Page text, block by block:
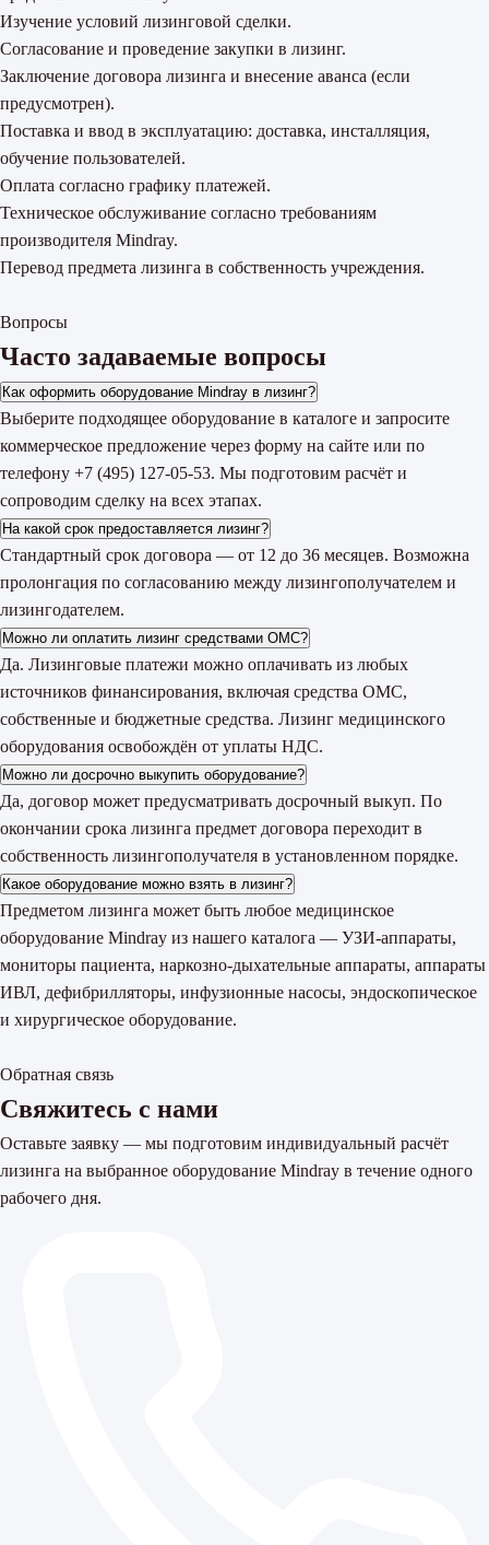
Изучение условий лизинговой сделки.
Согласование и проведение закупки в лизинг.
Заключение договора лизинга и внесение аванса (если
предусмотрен).
Поставка и ввод в эксплуатацию: доставка, инсталляция,
обучение пользователей.
Оплата согласно графику платежей.
Техническое обслуживание согласно требованиям
производителя Mindray.
Перевод предмета лизинга в собственность учреждения.
Вопросы
Часто задаваемые вопросы
Как оформить оборудование Mindray в лизинг?
Выберите подходящее оборудование в каталоге и запросите
коммерческое предложение через форму на сайте или по
телефону +7 (495) 127-05-53. Мы подготовим расчёт и
сопроводим сделку на всех этапах.
На какой срок предоставляется лизинг?
Стандартный срок договора — от 12 до 36 месяцев. Возможна
пролонгация по согласованию между лизингополучателем и
лизингодателем.
Можно ли оплатить лизинг средствами ОМС?
Да. Лизинговые платежи можно оплачивать из любых
источников финансирования, включая средства ОМС,
собственные и бюджетные средства. Лизинг медицинского
оборудования освобождён от уплаты НДС.
Можно ли досрочно выкупить оборудование?
Да, договор может предусматривать досрочный выкуп. По
окончании срока лизинга предмет договора переходит в
собственность лизингополучателя в установленном порядке.
Какое оборудование можно взять в лизинг?
Предметом лизинга может быть любое медицинское
оборудование Mindray из нашего каталога — УЗИ-аппараты,
мониторы пациента, наркозно-дыхательные аппараты, аппараты
ИВЛ, дефибрилляторы, инфузионные насосы, эндоскопическое
и хирургическое оборудование.
Обратная связь
Свяжитесь с нами
Оставьте заявку — мы подготовим индивидуальный расчёт
лизинга на выбранное оборудование Mindray в течение одного
рабочего дня.